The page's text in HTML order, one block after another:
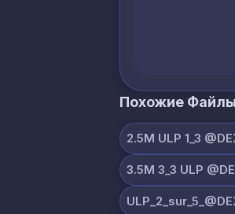
Похожие
2.5M ULP 1_3
3.5M 3_3 ULP